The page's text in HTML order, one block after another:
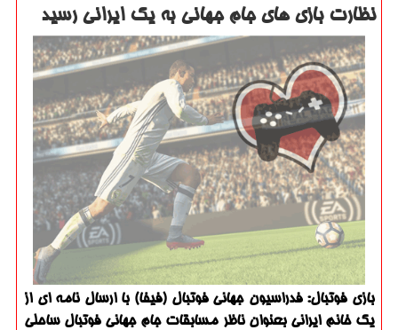
نظارت بازی های جام جهانی به یك ایرانی رسید
بازی فوتبال: فدراسیون جهانی فوتبال (فیفا) با ارسال نامه ای از
یك خانم ایرانی بعنوان ناظر مسابقات جام جهانی فوتبال ساحلی